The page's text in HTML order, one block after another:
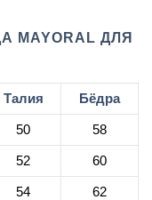
ДЛЯ
Талия Бёдра
50 58
52 60
54 62